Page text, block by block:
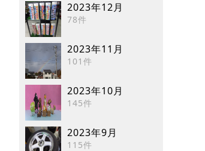
2023年12月
78件
2023年11月
101件
2023年10月
145件
2023年9月
115件